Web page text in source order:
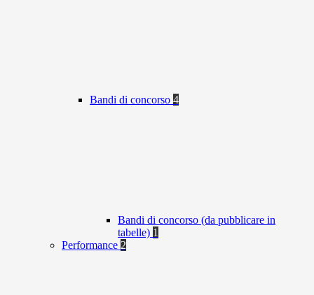
Bandi di concorso 4
Bandi di concorso (da pubblicare in
tabelle) 1
Performance 2